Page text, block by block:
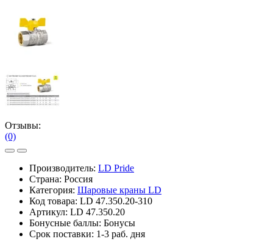
Отзывы:
(0)
Производитель: LD Pride
Страна: Россия
Категория: Шаровые краны LD
Код товара: LD 47.350.20-310
Артикул: LD 47.350.20
Бонусные баллы: Бонусы
Срок поставки: 1-3 раб. дня